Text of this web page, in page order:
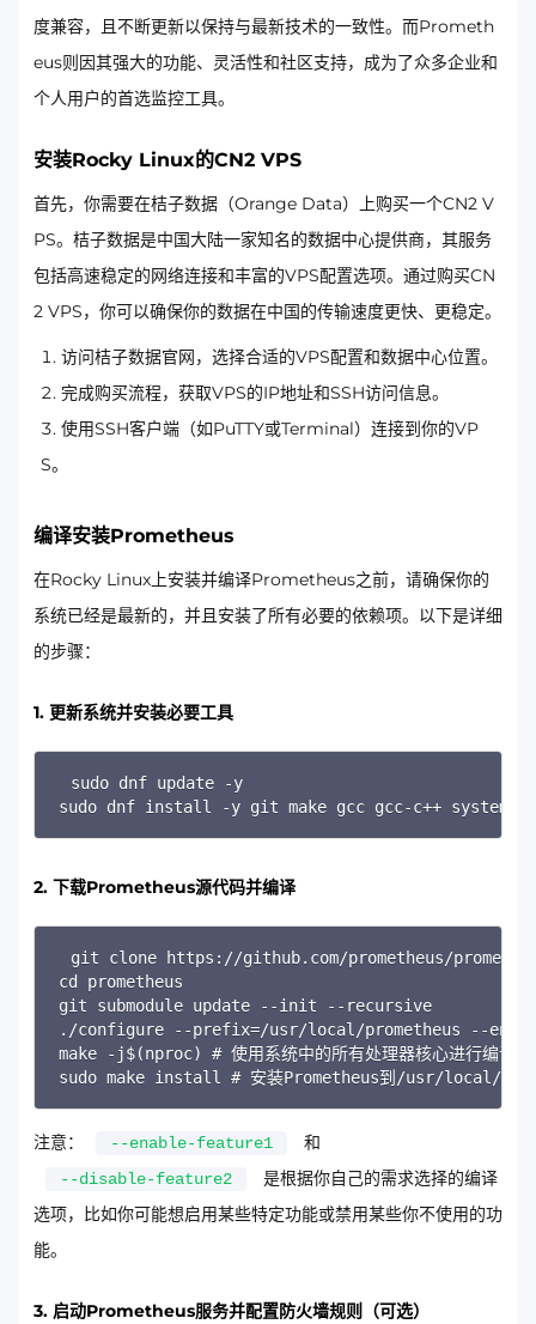
度兼容，且不断更新以保持与最新技术的一致性。而Prometh
eus则因其强大的功能、灵活性和社区支持，成为了众多企业和
个人用户的首选监控工具。
安装Rocky Linux的CN2 VPS
首先，你需要在桔子数据（Orange Data）上购买一个CN2 V
PS。桔子数据是中国大陆一家知名的数据中心提供商，其服务
包括高速稳定的网络连接和丰富的VPS配置选项。通过购买CN
2 VPS，你可以确保你的数据在中国的传输速度更快、更稳定。
访问桔子数据官网，选择合适的VPS配置和数据中心位置。
完成购买流程，获取VPS的IP地址和SSH访问信息。
使用SSH客户端（如PuTTY或Terminal）连接到你的VP
S。
编译安装Prometheus
在Rocky Linux上安装并编译Prometheus之前，请确保你的
系统已经是最新的，并且安装了所有必要的依赖项。以下是详细
的步骤：
1. 更新系统并安装必要工具
sudo dnf update -y
sudo dnf install -y git make gcc gcc-c++
2. 下载Prometheus源代码并编译
git clone https://github.com/prometheus/
cd prometheus
git submodule update --init --recursive
./configure --prefix=/usr/local/prometheus --
make -j$(nproc) # 使用系统中的所有处理器核心进行编译
sudo make install # 安装Prometheus到/usr/local/
Copy
注意： --enable-feature1 和
--disable-feature2
是根据你自己的需求选择的编译
选项，比如你可能想启用某些特定功能或禁用某些你不使用的功
能。
3. 启动Prometheus服务并配置防火墙规则（可选）